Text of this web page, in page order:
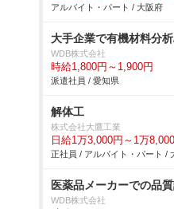
アルバイト・パート / 大阪府
大手企業で有機材料分
WDB株式会社
時給1,800円～1,900円
派遣社員 / 愛知県
解体工
株式会社大鷹工業
日給1万3,000円～1万
正社員 / アルバイト・パート /
医薬品メーカーでの品
WDB株式会社